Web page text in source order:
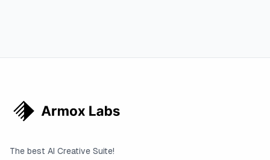
The best AI Creative Suite!